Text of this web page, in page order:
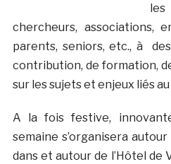
chercheurs, associations,
parents, seniors, etc., à
contribution, de formation,
sur les sujets et enjeux liés
A la fois festive,
semaine s’organisera
dans et autour de l’Hôtel de